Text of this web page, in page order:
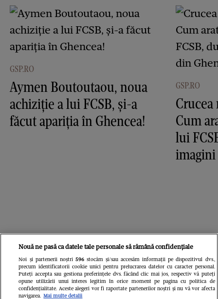
GSP.RO
Aymen Boutoutaou, noua
achiziție a lui FCSB, și-a
făcut apariția în Ghencea!
GSP.RO
Crucea
Cum
lui
imagini
Nouă ne pasă ca datele tale personale să rămână confidențiale
Noi și partenerii noștri 596stocăm și/sau accesăm informații pe dispozitivul dvs.,
precum identificatorii cookie unici pentru prelucrarea datelor cu caracter personal.
Puteți accepta sau gestiona preferințele dvs. făcând clic mai jos, respectiv vă puteți
opune utilizării unui interes legitim în orice moment pe pagina cu politica de
confidențialitate. Aceste alegeri vor fi raportate partenerilor noștri și nu vă vor afecta
navigarea. Mai multe detalii